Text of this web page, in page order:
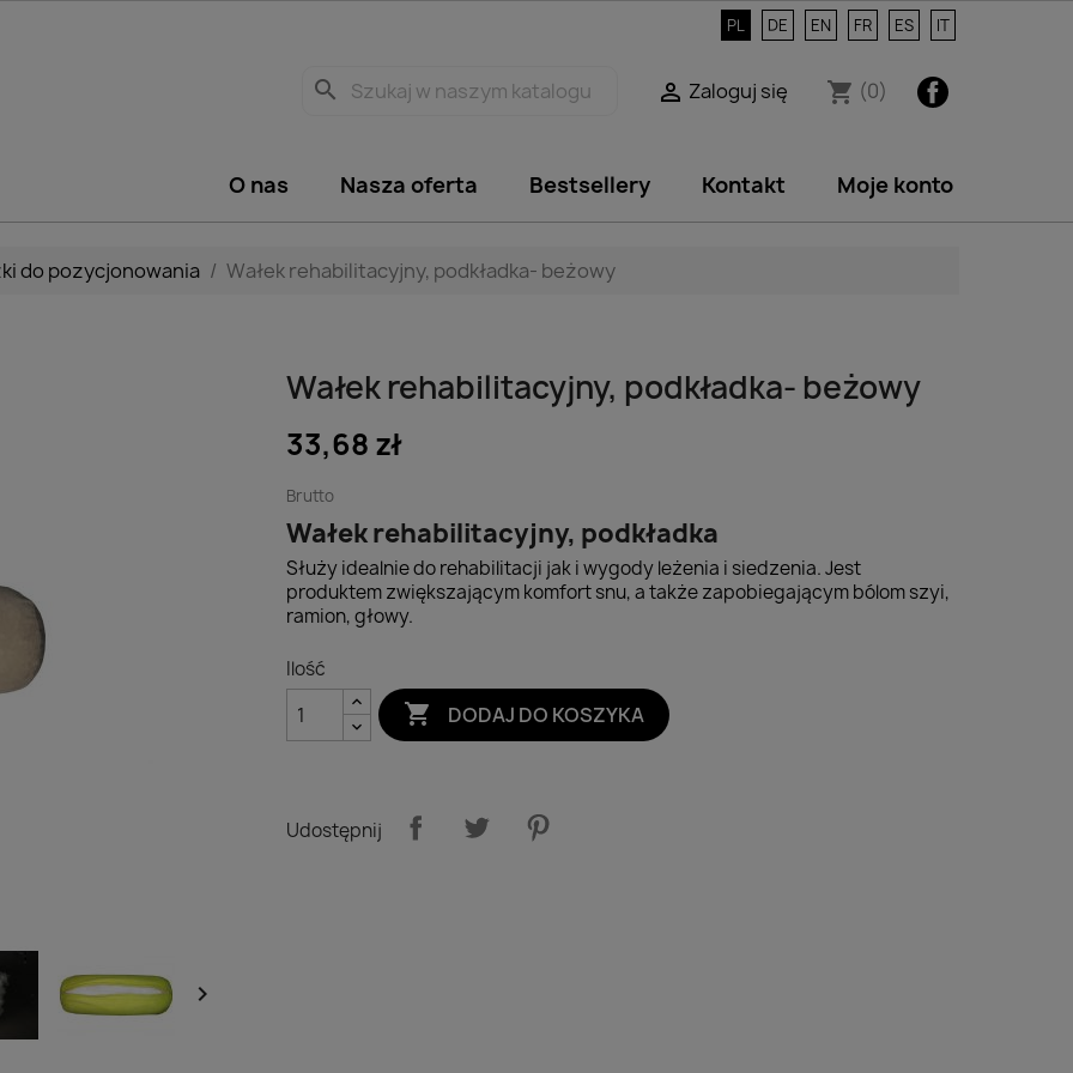
PL DE EN FR ES IT
Facebook
shopping_cart (0)
 Zaloguj się
search
O nas Nasza oferta Bestsellery Kontakt Moje konto
do pozycjonowania Wałek rehabilitacyjny, podkładka- beżowy

Wałek rehabilitacyjny, podkładka- beżowy
33,68 zł
Brutto
Wałek rehabilitacyjny, podkładka
Służy idealnie do rehabilitacji jak i wygody leżenia i siedzenia. Jest
produktem zwiększającym komfort snu, a także zapobiegającym bólom szyi,
ramion, głowy.
Ilość
 DODAJ DO KOSZYKA
Udostępnij